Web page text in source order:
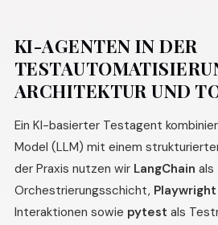
KI-AGENTEN IN DER
ARCHITEKTUR UND
Ein KI-basierter Testagent
Model (LLM) mit einem
der Praxis nutzen wir LangChain als
Orchestrierungsschicht, Playwright
Interaktionen sowie pytest als